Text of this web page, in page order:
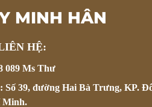
MINH HÂN
HỆ:
089 Ms Thư
Số 39, đường Hai Bà Trưng, KP.
Minh.